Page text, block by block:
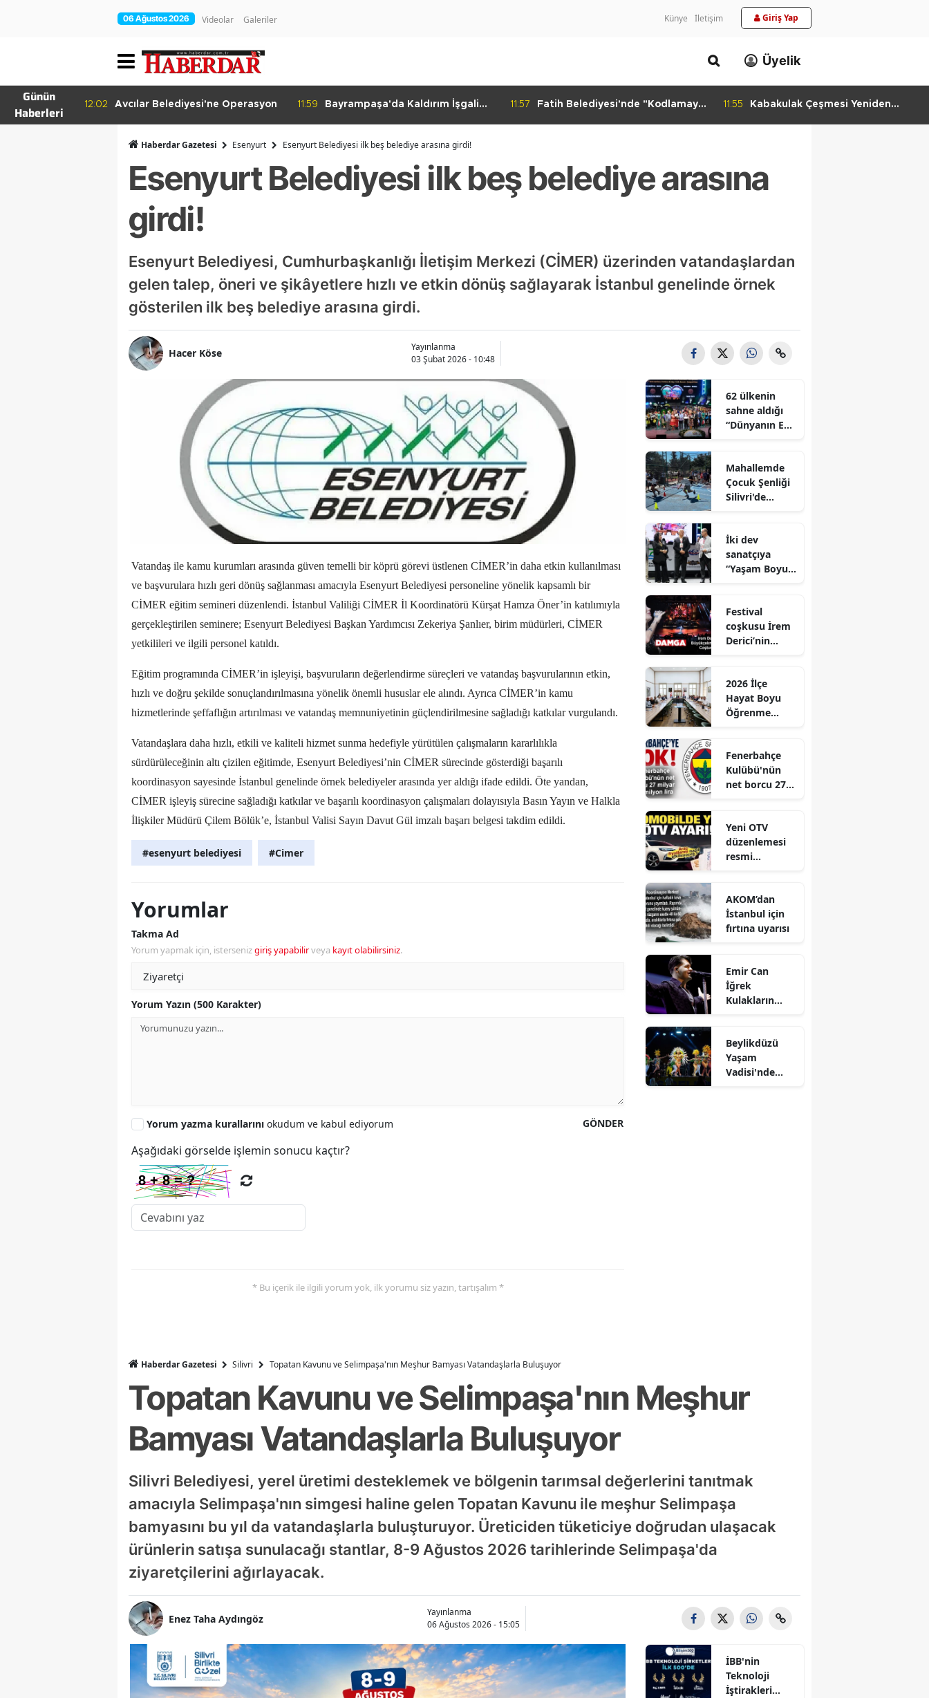
06 Ağustos 2026 Videolar Galeriler Künye İletişim Giriş Yap
Üyelik
Günün
Haberleri
12:02 Avcılar Belediyesi'ne Operasyon 11:59
Bayrampaşa'da Kaldırım İşgali
11:57
Fatih Belediyesi'nde "Kodlamaya
11:55
Kabakulak Çeşmesi Yeniden
Haberdar Gazetesi Esenyurt Esenyurt Belediyesi ilk beş belediye arasına girdi!
Esenyurt Belediyesi ilk beş belediye arasına
girdi!
Esenyurt Belediyesi, Cumhurbaşkanlığı İletişim Merkezi (CİMER) üzerinden vatandaşlardan
gelen talep, öneri ve şikâyetlere hızlı ve etkin dönüş sağlayarak İstanbul genelinde örnek
gösterilen ilk beş belediye arasına girdi.
Hacer Köse
Yayınlanma
03 Şubat 2026 - 10:48
Vatandaş ile kamu kurumları arasında güven temelli bir köprü görevi üstlenen CİMER’in daha etkin kullanılması
ve başvurulara hızlı geri dönüş sağlanması amacıyla Esenyurt Belediyesi personeline yönelik kapsamlı bir
CİMER eğitim semineri düzenlendi. İstanbul Valiliği CİMER İl Koordinatörü Kürşat Hamza Öner’in katılımıyla
gerçekleştirilen seminere; Esenyurt Belediyesi Başkan Yardımcısı Zekeriya Şanlıer, birim müdürleri, CİMER
yetkilileri ve ilgili personel katıldı.
Eğitim programında CİMER’in işleyişi, başvuruların değerlendirme süreçleri ve vatandaş başvurularının etkin,
hızlı ve doğru şekilde sonuçlandırılmasına yönelik önemli hususlar ele alındı. Ayrıca CİMER’in kamu
hizmetlerinde şeffaflığın artırılması ve vatandaş memnuniyetinin güçlendirilmesine sağladığı katkılar vurgulandı.
Vatandaşlara daha hızlı, etkili ve kaliteli hizmet sunma hedefiyle yürütülen çalışmaların kararlılıkla
sürdürüleceğinin altı çizilen eğitimde, Esenyurt Belediyesi’nin CİMER sürecinde gösterdiği başarılı
koordinasyon sayesinde İstanbul genelinde örnek belediyeler arasında yer aldığı ifade edildi. Öte yandan,
CİMER işleyiş sürecine sağladığı katkılar ve başarılı koordinasyon çalışmaları dolayısıyla Basın Yayın ve Halkla
İlişkiler Müdürü Çilem Bölük’e, İstanbul Valisi Sayın Davut Gül imzalı başarı belgesi takdim edildi.
#esenyurt belediyesi #Cimer
Yorumlar
Takma Ad
Yorum yapmak için, istersenizgiriş yapabilirveya kayıt olabilirsiniz.
Yorum Yazın (500 Karakter)
GÖNDER
Yorum yazma kurallarını okudum ve kabul ediyorum
Aşağıdaki görselde işlemin sonucu kaçtır?
* Bu içerik ile ilgili yorum yok, ilk yorumu siz yazın, tartışalım *
62 ülkenin
sahne aldığı
“Dünyanın En
finalle sona
erdi
Mahallemde
Çocuk Şenliği
Silivri'de
iİki dev
sanatçıya
“Yaşam Boyu
Festival
coşkusu İrem
Derici’nin
2026 İlçe
Hayat Boyu
Öğrenme
Gerçekleştirild
i
Fenerbahçe
Kulübü'nün
net borcu 27
Yeni OTV
düzenlemesi
resmi
AKOM’dan
İstanbul için
fırtına uyarısı
Emir Can
İğrek
Kulakların
Beylikdüzü
Yaşam
Vadisi'nde
Haberdar Gazetesi Silivri Topatan Kavunu ve Selimpaşa'nın Meşhur Bamyası Vatandaşlarla Buluşuyor
Topatan Kavunu ve Selimpaşa'nın Meşhur
Bamyası Vatandaşlarla Buluşuyor
Silivri Belediyesi, yerel üretimi desteklemek ve bölgenin tarımsal değerlerini tanıtmak
amacıyla Selimpaşa'nın simgesi haline gelen Topatan Kavunu ile meşhur Selimpaşa
bamyasını bu yıl da vatandaşlarla buluşturuyor. Üreticiden tüketiciye doğrudan ulaşacak
ürünlerin satışa sunulacağı stantlar, 8-9 Ağustos 2026 tarihlerinde Selimpaşa'da
ziyaretçilerini ağırlayacak.
Enez Taha Aydıngöz
Yayınlanma
06 Ağustos 2026 - 15:05
İBB'nin
Teknoloji
İştirakleri